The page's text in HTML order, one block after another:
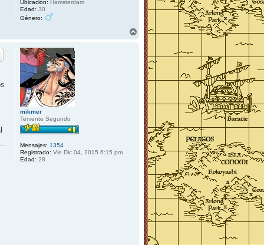
Ubicación: Hamsterdam
Edad: 30
Género:
mikmer
Teniente Segundo
Mensajes: 1354
Registrado: Vie Dic 04, 2015 6:15 pm
Edad: 28